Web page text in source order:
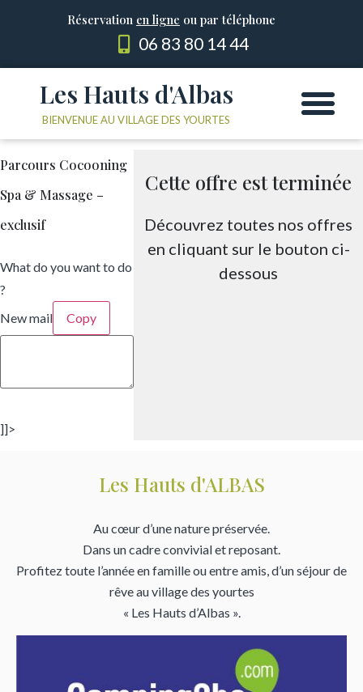
Réservation en ligne ou par téléphone
06 83 80 14 44
Les Hauts d'Albas
BIENVENUE AU VILLAGE DES YOURTES
Parcours Cocooning
Spa & Massage –
exclusif
What do you want to do
?
New mail
Copy
]]>
Cette offre est terminée
Découvrez toutes nos offres
en cliquant sur le bouton ci-
dessous
Les Hauts d'ALBAS
Au cœur d’une nature préservée.
Dans un cadre convivial et reposant.
Profitez toute l’année en famille ou entre amis, d’un séjour de
rêve au village des yourtes
« Les Hauts d’Albas ».